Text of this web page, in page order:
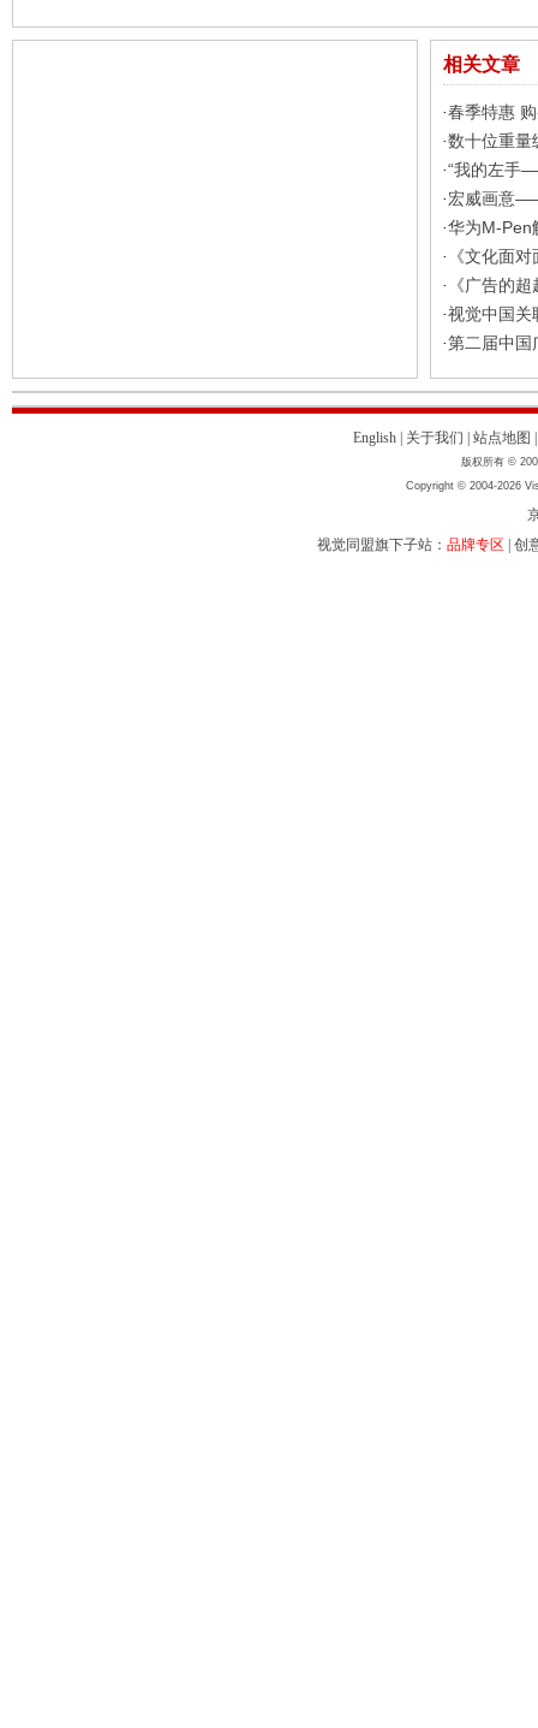
相关文章
·春季特惠
·数十位重
·“我的左手
· 宏威画意
·华为M-Pen
· 《文化面
· 《广告的
·视觉中国
·第二届中国
English 关于我们 站点地图
版权所有 ©
Copyright © 2004-2026
视觉同盟旗下子站： 品牌专区 创